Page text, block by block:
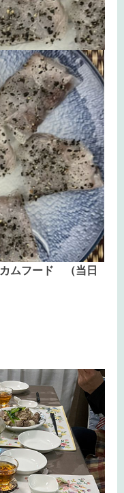
ムフード （当日